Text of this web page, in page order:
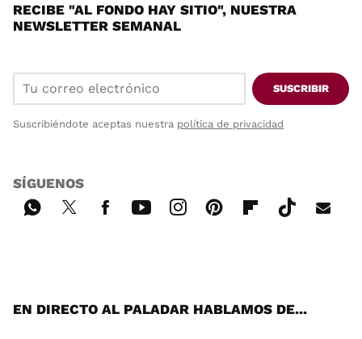
RECIBE "AL FONDO HAY SITIO", NUESTRA
NEWSLETTER SEMANAL
SUSCRIBIR
Suscribiéndote aceptas nuestra política de privacidad
SÍGUENOS
EN DIRECTO AL PALADAR HABLAMOS DE...